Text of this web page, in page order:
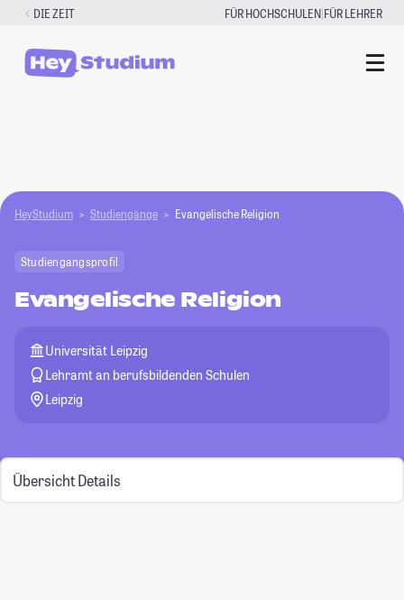
Zum
springen
DIE ZEIT FÜR HOCHSCHULEN|FÜR LEHRER
HeyStudium Studiengänge Evangelische Religion
Studiengangsprofil
Evangelische Religion
Universität Leipzig
Lehramt an berufsbildenden Schulen
Leipzig
Übersicht Details